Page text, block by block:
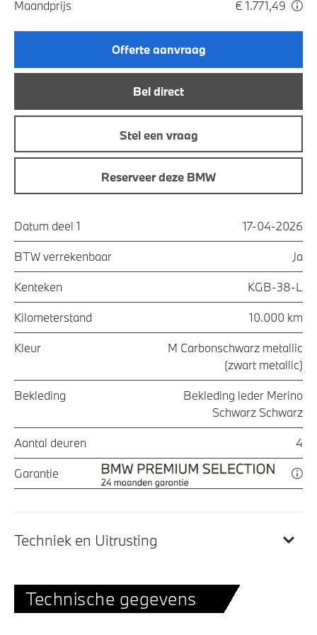
Maandprijs € 1.771,49
Offerte aanvraag
Bel direct
Stel een vraag
Reserveer deze BMW
Datum deel 1 17-04-2026
BTW verrekenbaar Ja
Kenteken KGB-38-L
Kilometerstand 10.000 km
Kleur
M Carbonschwarz metallic
(zwart metallic)
Bekleding
Bekleding leder Merino
Schwarz Schwarz
Aantal deuren 4
Garantie
Techniek en Uitrusting
Technische gegevens